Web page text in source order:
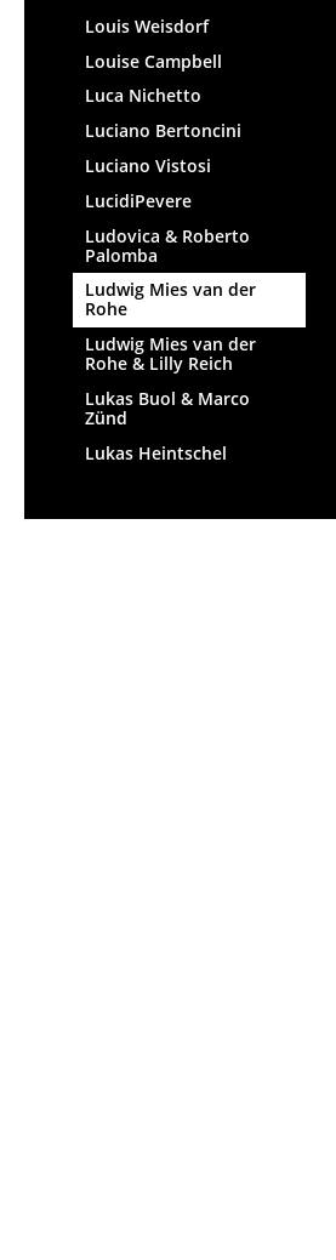
Louis Weisdorf
Louise Campbell
Luca Nichetto
Luciano Bertoncini
Luciano Vistosi
LucidiPevere
Ludovica & Roberto
Palomba
Ludwig Mies van der
Rohe
Ludwig Mies van der
Rohe & Lilly Reich
Lukas Buol & Marco
Zünd
Lukas Heintschel